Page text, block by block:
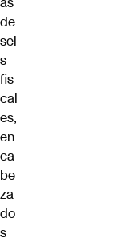
de
sei
s
fis
cal
es,
en
ca
be
za
do
s